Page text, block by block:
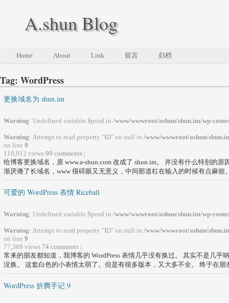
A.shun Blog
Home About Link 留言 归档
Tag: WordPress
Warning: Undefined variable $posd in /www/wwwroot/ashun/shun.im/wp-
Warning: Attempt to read property "ID" on null in /www/wwwroot/ashun/
on line 9
118,912 views 99 comments |
更换域名为 shun.im
给博客更换域名，原 www.a-shun.com 改成了 shun.im。 并没有什么特别的
渐厌倦了长域名，www 很碍眼又无意义，中间那道杠在输入的时候有点麻烦
Warning: Undefined variable $posd in /www/wwwroot/ashun/shun.im/wp-
Warning: Attempt to read property "ID" on null in /www/wwwroot/ashun/
on line 9
77,369 views 74 comments |
可爱的 WordPress 表情 Riceball
常来的朋友都知道，我博客的 WordPress 表情几乎没有换过。 其实不是几乎
没换。 这套白色的小表情太萌了。但是有很多版本，又大多不全。 终于在朋
WordPress 折腾手记 9